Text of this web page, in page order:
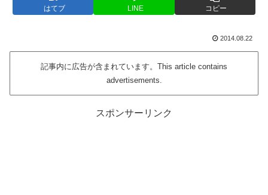
はてブ LINE コピー
2014.08.22
記事内に広告が含まれています。This article contains
advertisements.
スポンサーリンク